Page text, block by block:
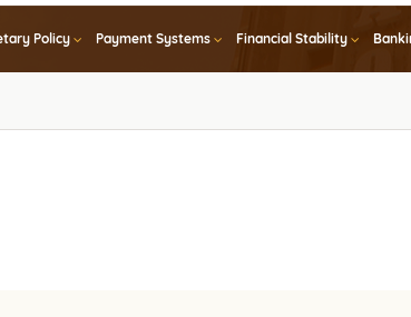
Policy Payment Systems Financial Stability